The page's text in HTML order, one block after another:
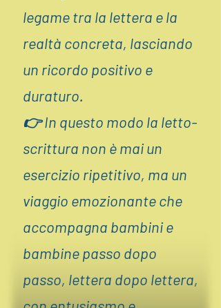
legame tra la lettera e la
realtà concreta, lasciando
un ricordo positivo e
duraturo.
👉 In questo modo la letto-
scrittura non è mai un
esercizio ripetitivo, ma un
viaggio emozionante che
accompagna bambini e
bambine passo dopo
passo, lettera dopo lettera,